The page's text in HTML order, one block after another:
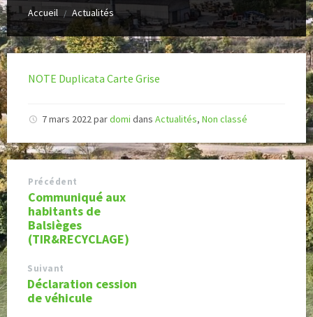
Accueil / Actualités
NOTE Duplicata Carte Grise
7 mars 2022pardomi dans Actualités, Non classé
Précédent
Communiqué aux
habitants de
Balsièges
(TIR&RECYCLAGE)
Suivant
Déclaration cession
de véhicule